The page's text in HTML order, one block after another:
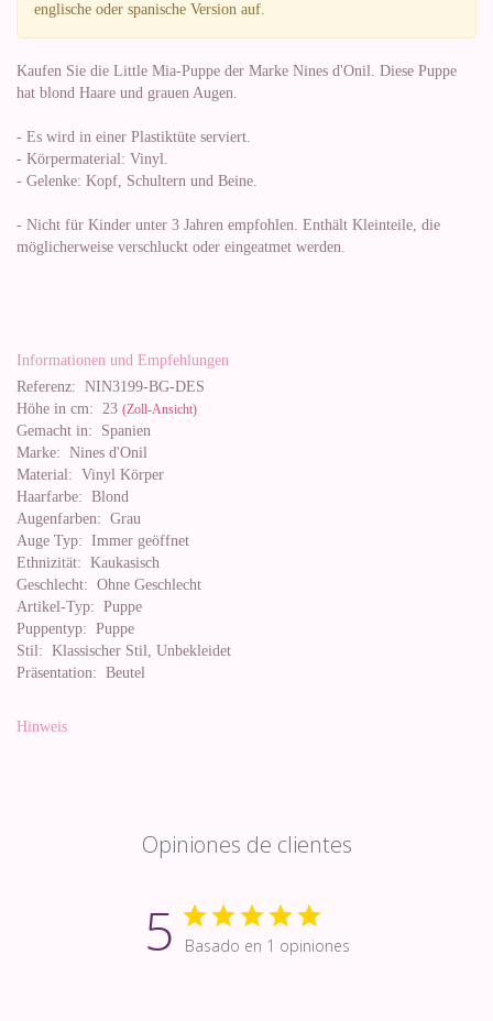
englische oder spanische Version auf.
Kaufen Sie die Little Mia-Puppe der Marke Nines d'Onil. Diese Puppe
hat blond Haare und grauen Augen.
- Es wird in einer Plastiktüte serviert.
- Körpermaterial: Vinyl.
- Gelenke: Kopf, Schultern und Beine.
- Nicht für Kinder unter 3 Jahren empfohlen. Enthält Kleinteile, die
möglicherweise verschluckt oder eingeatmet werden.
Informationen und Empfehlungen
Referenz: NIN3199-BG-DES
Höhe in cm: 23 (Zoll-Ansicht)
Gemacht in: Spanien
Marke: Nines d'Onil
Material: Vinyl Körper
Haarfarbe: Blond
Augenfarben: Grau
Auge Typ: Immer geöffnet
Ethnizität: Kaukasisch
Geschlecht: Ohne Geschlecht
Artikel-Typ: Puppe
Puppentyp: Puppe
Stil: Klassischer Stil, Unbekleidet
Präsentation: Beutel
Hinweis
Opiniones de clientes
5 Basado en 1 opiniones